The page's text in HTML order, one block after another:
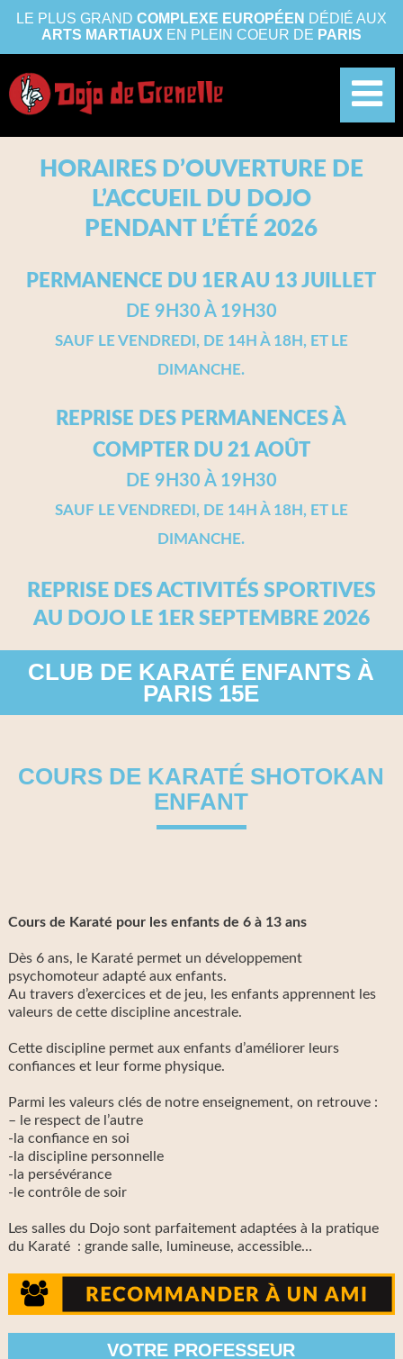
LE PLUS GRAND COMPLEXE EUROPÉEN DÉDIÉ AUX
ARTS MARTIAUX EN PLEIN COEUR DE PARIS
HORAIRES D’OUVERTURE DE
L’ACCUEIL DU DOJO
PENDANT L’ÉTÉ 2026
PERMANENCE DU 1ER AU 13 JUILLET
DE 9H30 À 19H30
SAUF LE VENDREDI, DE 14H À 18H, ET LE
DIMANCHE.
REPRISE DES PERMANENCES À
COMPTER DU 21 AOÛT
DE 9H30 À 19H30
SAUF LE VENDREDI, DE 14H À 18H, ET LE
DIMANCHE.
REPRISE DES ACTIVITÉS SPORTIVES
AU DOJO LE 1ER SEPTEMBRE 2026
CLUB DE KARATÉ ENFANTS À
PARIS 15E
COURS DE KARATÉ SHOTOKAN
ENFANT
Cours de Karaté pour les enfants de 6 à 13 ans
Dès 6 ans, le Karaté permet un développement
psychomoteur adapté aux enfants.
Au travers d’exercices et de jeu, les enfants apprennent les
valeurs de cette discipline ancestrale.
Cette discipline permet aux enfants d’améliorer leurs
confiances et leur forme physique.
Parmi les valeurs clés de notre enseignement, on retrouve :
– le respect de l’autre
-la confiance en soi
-la discipline personnelle
-la persévérance
-le contrôle de soir
Les salles du Dojo sont parfaitement adaptées à la pratique
du Karaté : grande salle, lumineuse, accessible…
VOTRE PROFESSEUR